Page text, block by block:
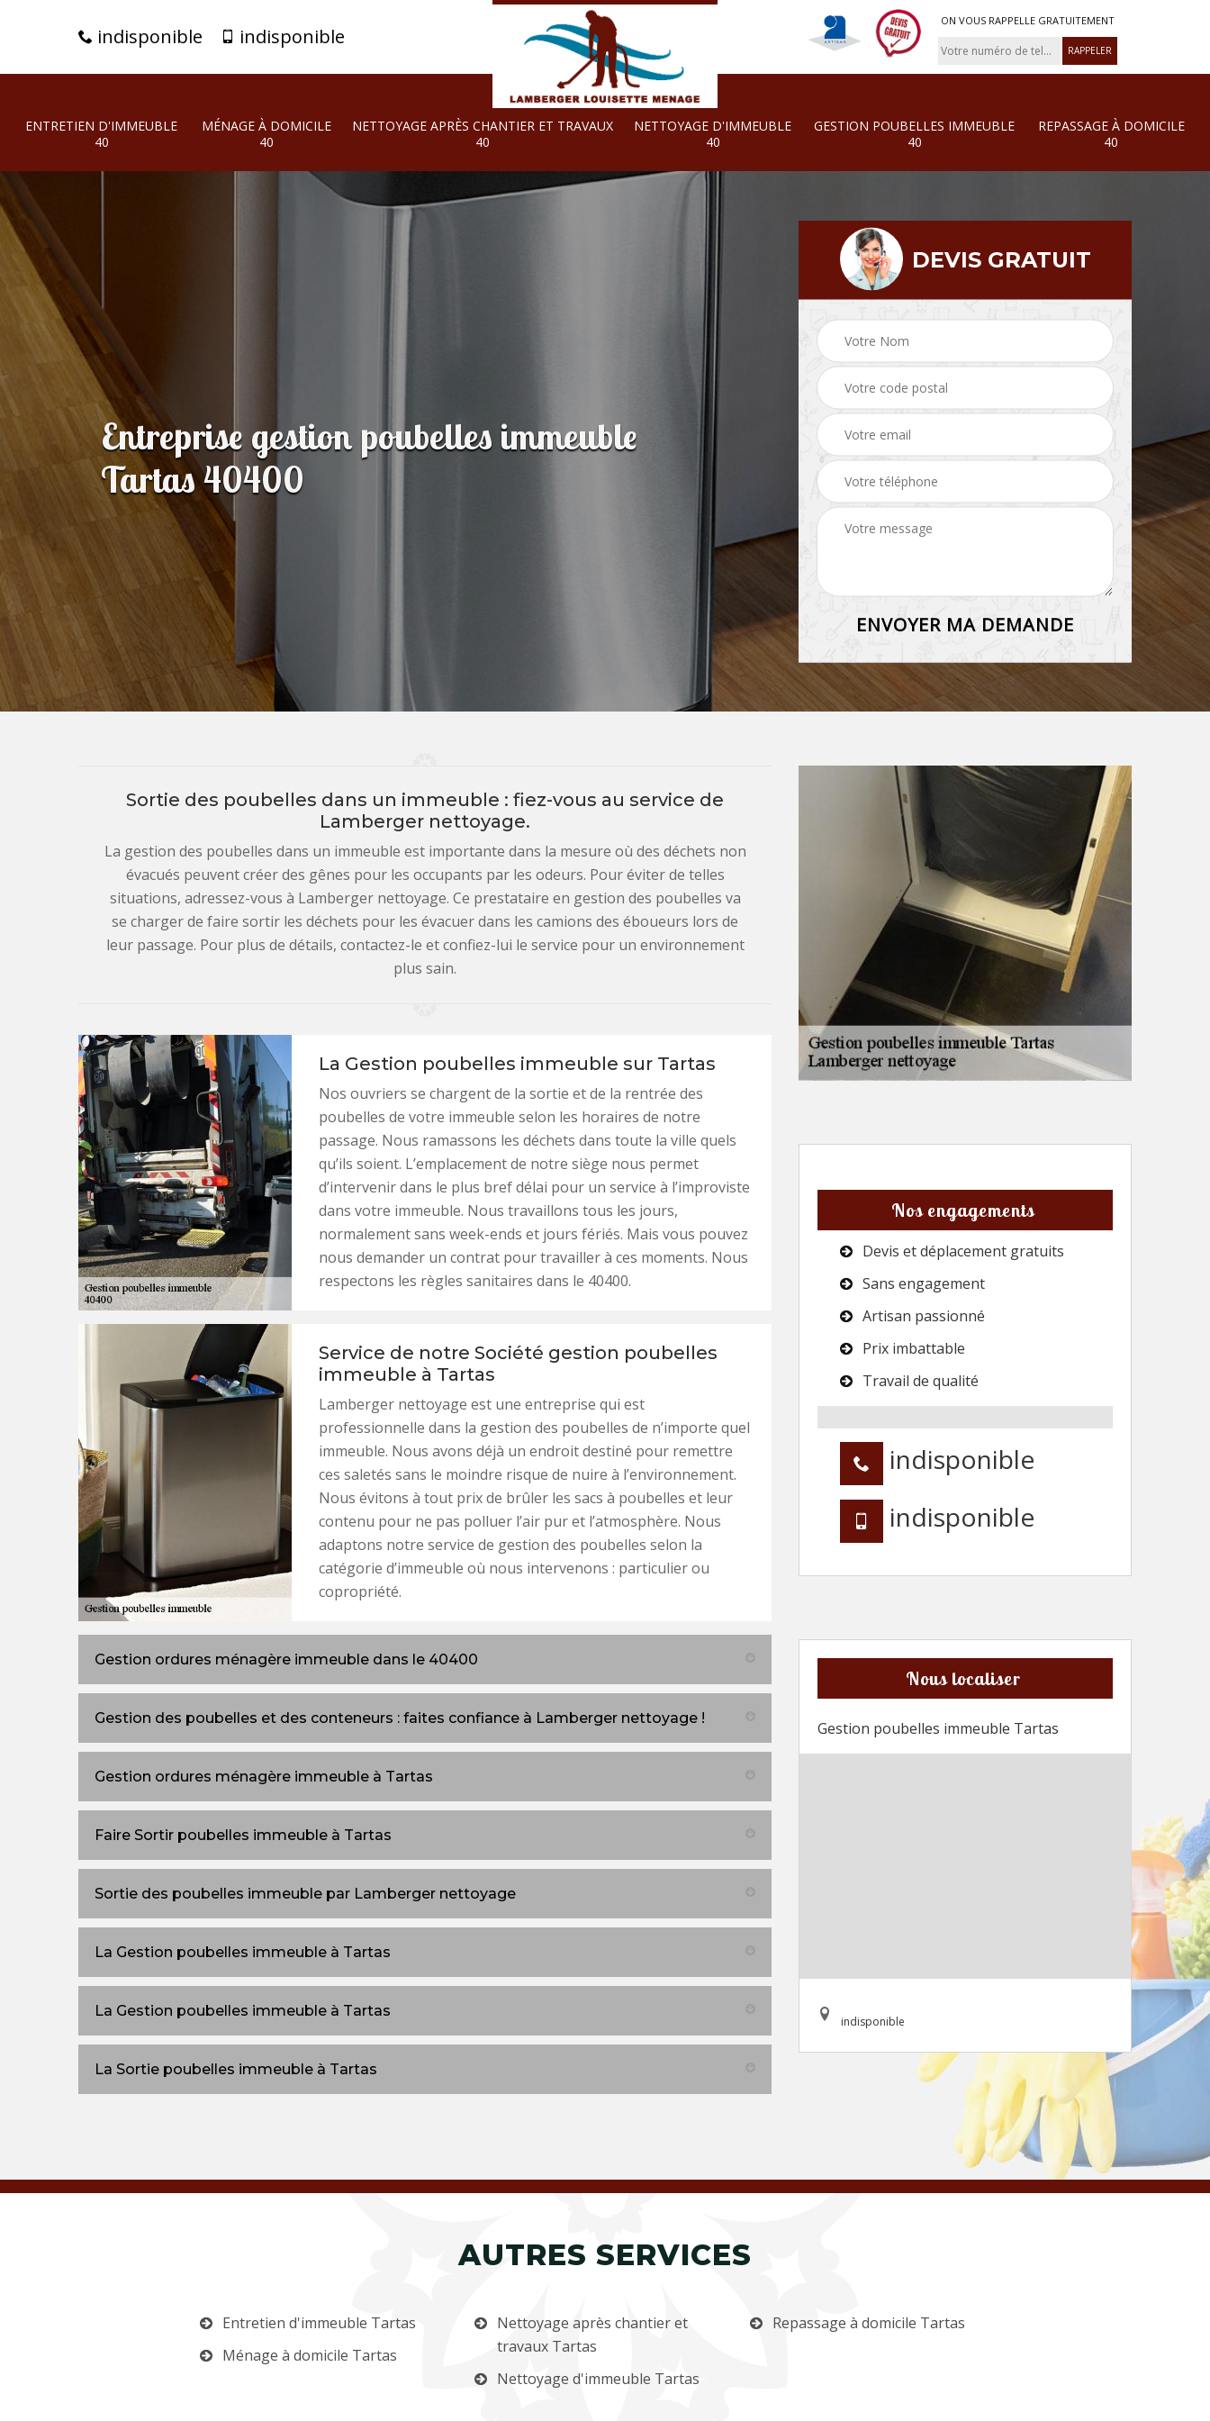
indisponible indisponible
ON VOUS RAPPELLE GRATUITEMENT
ENTRETIEN D'IMMEUBLE
40
MÉNAGE À DOMICILE
40
NETTOYAGE APRÈS CHANTIER ET TRAVAUX
40
NETTOYAGE D'IMMEUBLE
40
GESTION POUBELLES IMMEUBLE
40
REPASSAGE À DOMICILE
40
Entreprise gestion poubelles immeuble
Tartas 40400
DEVIS GRATUIT
Sortie des poubelles dans un immeuble : fiez-vous au service de
Lamberger nettoyage.
La gestion des poubelles dans un immeuble est importante dans la mesure où des déchets non
évacués peuvent créer des gênes pour les occupants par les odeurs. Pour éviter de telles
situations, adressez-vous à Lamberger nettoyage. Ce prestataire en gestion des poubelles va
se charger de faire sortir les déchets pour les évacuer dans les camions des éboueurs lors de
leur passage. Pour plus de détails, contactez-le et confiez-lui le service pour un environnement
plus sain.
La Gestion poubelles immeuble sur Tartas
Nos ouvriers se chargent de la sortie et de la rentrée des
poubelles de votre immeuble selon les horaires de notre
passage. Nous ramassons les déchets dans toute la ville quels
qu’ils soient. L’emplacement de notre siège nous permet
d’intervenir dans le plus bref délai pour un service à l’improviste
dans votre immeuble. Nous travaillons tous les jours,
normalement sans week-ends et jours fériés. Mais vous pouvez
nous demander un contrat pour travailler à ces moments. Nous
respectons les règles sanitaires dans le 40400.
Service de notre Société gestion poubelles
immeuble à Tartas
Lamberger nettoyage est une entreprise qui est
professionnelle dans la gestion des poubelles de n’importe quel
immeuble. Nous avons déjà un endroit destiné pour remettre
ces saletés sans le moindre risque de nuire à l’environnement.
Nous évitons à tout prix de brûler les sacs à poubelles et leur
contenu pour ne pas polluer l’air pur et l’atmosphère. Nous
adaptons notre service de gestion des poubelles selon la
catégorie d’immeuble où nous intervenons : particulier ou
copropriété.
Gestion ordures ménagère immeuble dans le 40400
Gestion des poubelles et des conteneurs : faites confiance à Lamberger nettoyage !
Gestion ordures ménagère immeuble à Tartas
Faire Sortir poubelles immeuble à Tartas
Sortie des poubelles immeuble par Lamberger nettoyage
La Gestion poubelles immeuble à Tartas
La Gestion poubelles immeuble à Tartas
La Sortie poubelles immeuble à Tartas
Nos engagements
Devis et déplacement gratuits
Sans engagement
Artisan passionné
Prix imbattable
Travail de qualité
indisponible
indisponible
Nous localiser
Gestion poubelles immeuble Tartas
indisponible
AUTRES SERVICES
Entretien d'immeuble Tartas
Ménage à domicile Tartas
Nettoyage après chantier et
travaux Tartas
Nettoyage d'immeuble Tartas
Repassage à domicile Tartas